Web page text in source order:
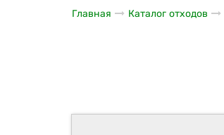
Главная Каталог отходов